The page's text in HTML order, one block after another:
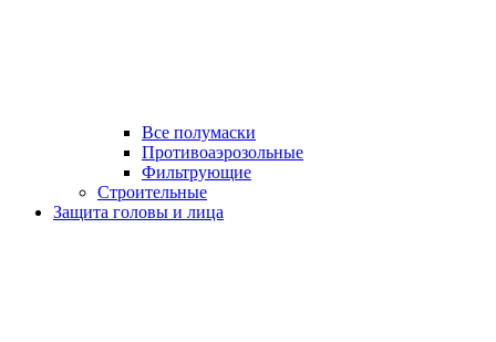
Все полумаски
Противоаэрозольные
Фильтрующие
Строительные
Защита головы и лица